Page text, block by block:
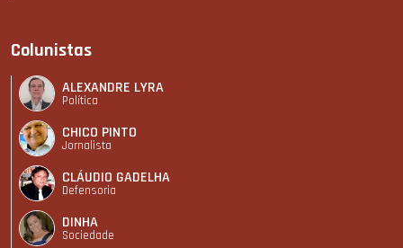
Colunistas
ALEXANDRE LYRA
Política
CHICO PINTO
Jornalista
CLÁUDIO GADELHA
Defensoria
DINHA
Sociedade